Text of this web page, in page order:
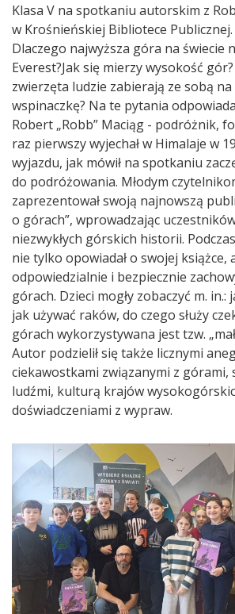
Klasa V na spotkaniu autorskim z
w Krośnieńskiej Bibliotece Publicznej.
Dlaczego najwyższa góra na świecie
Everest?Jak się mierzy wysokość
zwierzęta ludzie zabierają ze sobą
wspinaczkę? Na te pytania
Robert „Robb” Maciąg - podróżnik,
raz pierwszy wyjechał w Himalaje w
wyjazdu, jak mówił na spotkaniu
do podróżowania. Młodym
zaprezentował swoją najnowszą
o górach”, wprowadzając
niezwykłych górskich historii.
nie tylko opowiadał o swojej książce,
odpowiedzialnie i bezpiecznie
górach. Dzieci mogły zobaczyć m. in.:
jak używać raków, do czego służy
górach wykorzystywana jest tzw.
Autor podzielił się także licznymi
ciekawostkami związanymi z górami,
ludźmi, kulturą krajów
doświadczeniami z wypraw.